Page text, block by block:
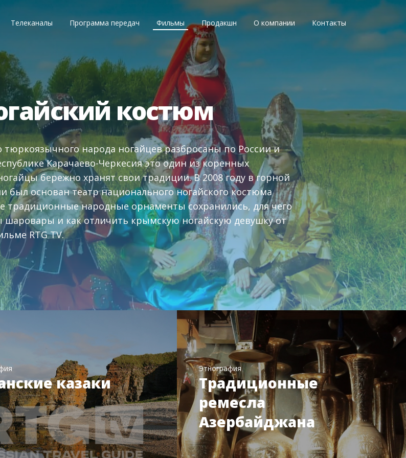
Телеканалы Программа передач Фильмы Продакшн О компании Контакты
костюм
тюркоязычного народа ногайцев разбросаны по России и
Карачаево-Черкесия это один из коренных
бережно хранят свои традиции. В 2008 году в горной
был основан театр национального ногайского костюма
традиционные народные орнаменты сохранились, для чего
и как отличить крымскую ногайскую девушку от
RTG TV.
казаки
Этнография
Традиционные
ремесла
Азербайджана